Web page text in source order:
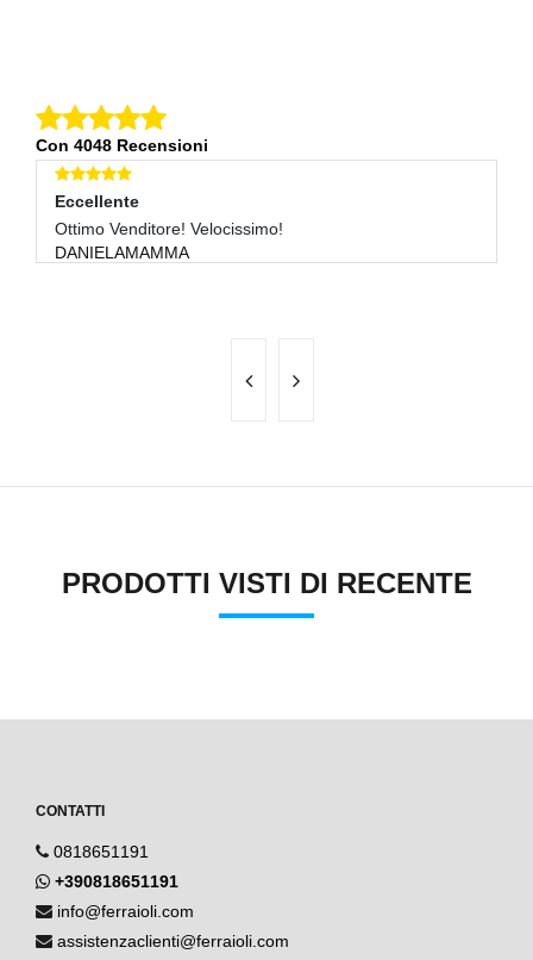
Con 4048 Recensioni
Eccellente
Ottimo Venditore, Ottima Comunicazione, E Spedizione
Velocis
PRODOTTI VISTI DI RECENTE
CONTATTI
0818651191
+390818651191
info@ferraioli.com
assistenzaclienti@ferraioli.com